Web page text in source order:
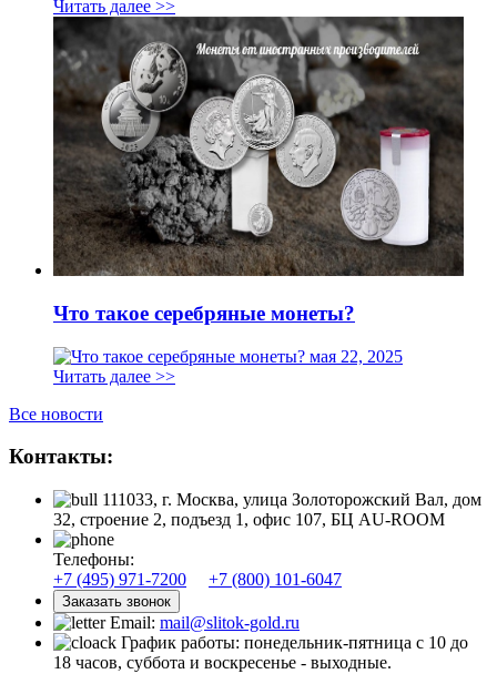
Читать далее >>
Что такое серебряные монеты?
мая 22, 2025
Читать далее >>
Все новости
Контакты:
111033, г. Москва, улица Золоторожский Вал, дом
32, строение 2, подъезд 1, офис 107, БЦ AU-ROOM
Телефоны:
+7 (495) 971-7200
+7 (800) 101-6047
Заказать звонок
Email: mail@slitok-gold.ru
График работы: понедельник-пятница с 10 до
18 часов, суббота и воскресенье - выходные.